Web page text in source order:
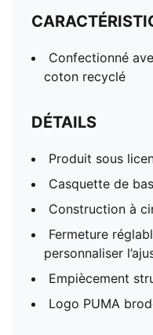
Confectionné
coton recyclé
DÉTAILS
Produit sous
Casquette de
Construction à
Fermeture
personnaliser
Empiècement
Logo PUMA